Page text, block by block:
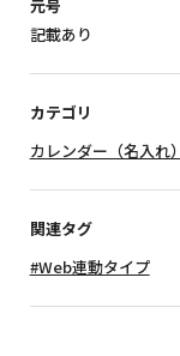
元号
記載あり
カテゴリ
カレンダー（名入れ）
関連タグ
#Web連動タイプ